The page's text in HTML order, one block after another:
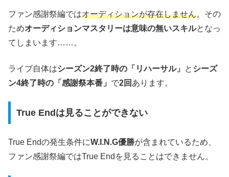
ファン感謝祭編ではオーディションが存在しません。その
ためオーディションマスタリーは意味の無いスキルとなっ
てしまいます……。
ライブ自体はシーズン2終了時の「リハーサル」 と シーズ
ン4終了時の「感謝祭本番」 で2回 あります。
True Endは見ることができない
True Endの発生条件にW.I.N.G優勝が含まれているため、
ファン感謝祭編ではTrue Endを見ることはできません。